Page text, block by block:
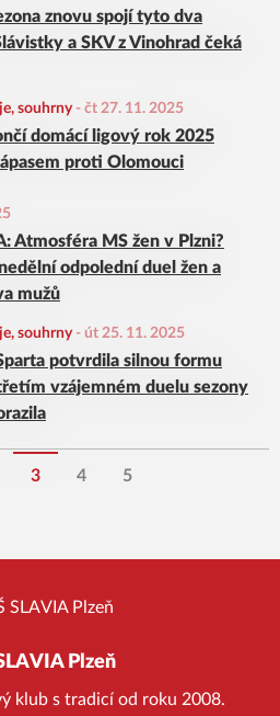
znovu spojí tyto dva
a SKV z Vinohrad čeká
souhrny - čt 27. 11. 2025
domácí ligový rok 2025
proti Olomouci
Atmosféra MS žen v Plzni?
odpolední duel žen a
mužů
souhrny - út 25. 11. 2025
potvrdila silnou formu
vzájemném duelu sezony
3 4 5
Plzeň
klub s tradicí od roku 2008.